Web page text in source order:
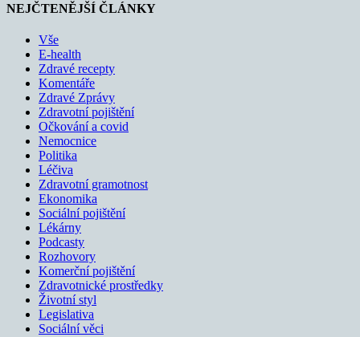
NEJČTENĚJŠÍ ČLÁNKY
Vše
E-health
Zdravé recepty
Komentáře
Zdravé Zprávy
Zdravotní pojištění
Očkování a covid
Nemocnice
Politika
Léčiva
Zdravotní gramotnost
Ekonomika
Sociální pojištění
Lékárny
Podcasty
Rozhovory
Komerční pojištění
Zdravotnické prostředky
Životní styl
Legislativa
Sociální věci